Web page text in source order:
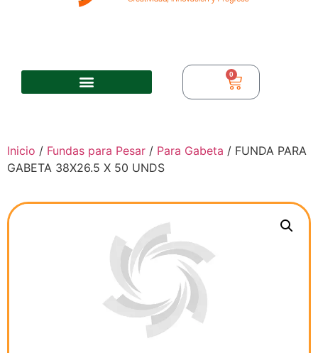
0
Inicio / Fundas para Pesar / Para Gabeta / FUNDA PARA
GABETA 38X26.5 X 50 UNDS